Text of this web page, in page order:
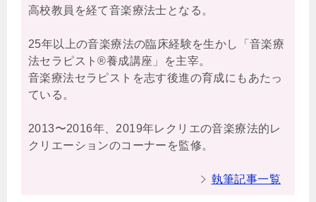
高校教員を経て音楽療法士となる。
25年以上の音楽療法の臨床経験を生かし「音楽療
法セラピスト®養成講座」を主宰。
音楽療法セラピストを志す後進の育成にもあたっ
ている。
2013〜2016年、2019年レクリエの音楽療法的レ
クリエーションのコーナーを監修。
執筆記事一覧